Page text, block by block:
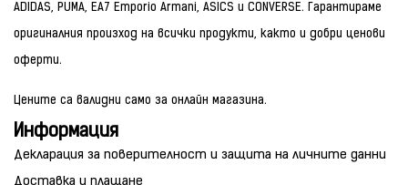
ADIDAS, PUMA, EA7 Emporio Armani, ASICS и CONVERSE. Гарантираме
оригиналния произход на всички продукти, както и добри ценови
оферти.
Цените са валидни само за онлайн магазина.
Информация
Декларация за поверителност и защита на личните данни
Доставка и плащане